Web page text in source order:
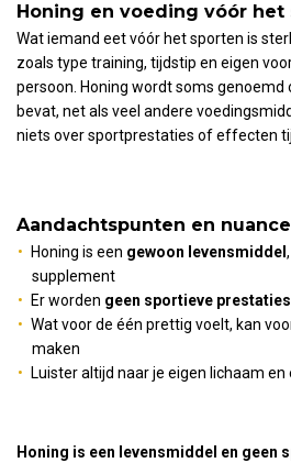
Honing en voeding vóór het
Wat iemand eet vóór het sporten is
zoals type training, tijdstip en eigen
persoon. Honing wordt soms
bevat, net als veel andere
niets over sportprestaties of effecten
Aandachtspunten en nuance
Honing is een gewoon levensmiddel
supplement
Er worden geen sportieve
Wat voor de één prettig voelt, kan
maken
Luister altijd naar je eigen lichaam
Honing is een levensmiddel en geen